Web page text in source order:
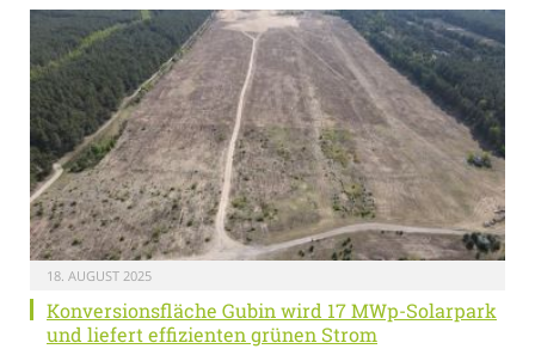
18. AUGUST 2025
Konversionsfläche Gubin wird 17 MWp-Solarpark
und liefert effizienten grünen Strom